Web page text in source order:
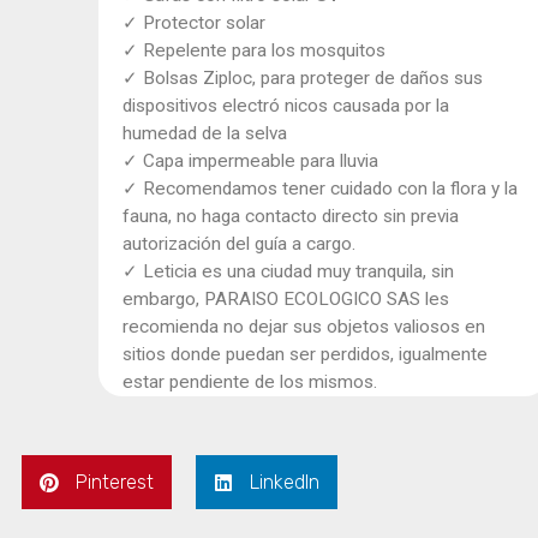
✓ Protector solar
✓ Repelente para los mosquitos
✓ Bolsas Ziploc, para proteger de daños sus
dispositivos electró nicos causada por la
humedad de la selva
✓ Capa impermeable para lluvia
✓ Recomendamos tener cuidado con la flora y la
fauna, no haga contacto directo sin previa
autorización del guía a cargo.
✓ Leticia es una ciudad muy tranquila, sin
embargo, PARAISO ECOLOGICO SAS les
recomienda no dejar sus objetos valiosos en
sitios donde puedan ser perdidos, igualmente
estar pendiente de los mismos.
Pinterest LinkedIn